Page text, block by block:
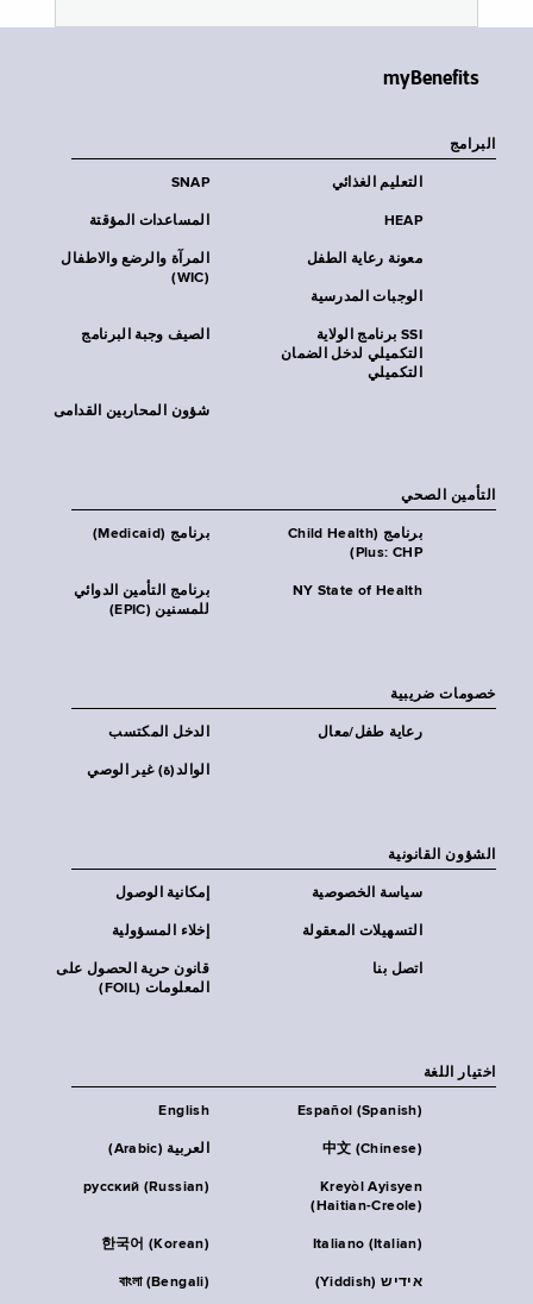
myBenefits
البرامج
SNAP التعليم الغذائي
المساعدات المؤقتة HEAP
المرآة والرضع والاطفال
(WIC)
معونة رعاية الطفل
الوجبات المدرسية
الصيف وجبة البرنامج
SSI برنامج الولاية
التكميلي لدخل الضمان
التكميلي
شؤون المحاربين القدامى
التأمين الصحي
برنامج (Medicaid)
برنامج (Child Health
Plus: CHP)
برنامج التأمين الدوائي
للمسنين (EPIC)
NY State of Health
خصومات ضريبية
الدخل المكتسب رعاية طفل/معال
الوالد(ة) غير الوصي
الشؤون القانونية
إمكانية الوصول سياسة الخصوصية
إخلاء المسؤولية التسهيلات المعقولة
قانون حرية الحصول على
المعلومات (FOIL)
اتصل بنا
اختيار اللغة
English Español (Spanish)
العربية (Arabic) 中文 (Chinese)
русский (Russian)
Kreyòl Ayisyen
(Haitian-Creole)
한국어 (Korean) Italiano (Italian)
বাংলা (Bengali) אידיש (Yiddish)